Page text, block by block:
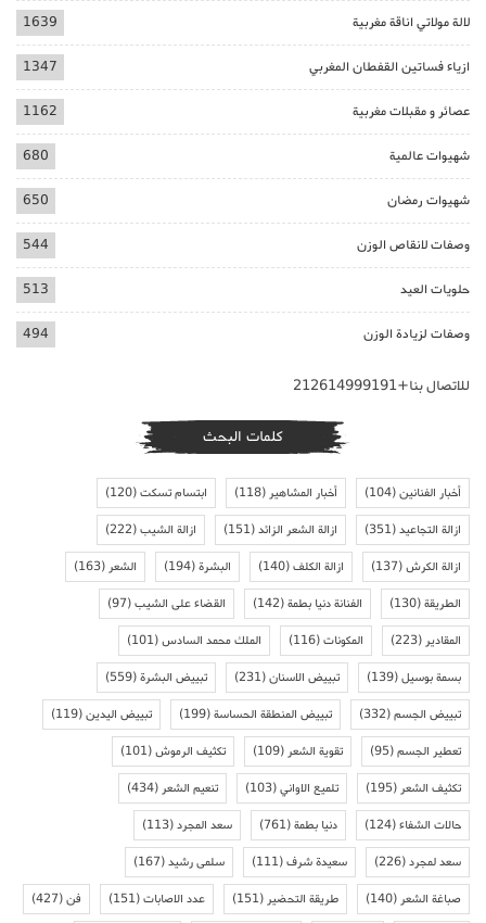
لالة مولاتي اناقة مغربية 1639
ازياء فساتين القفطان المغربي 1347
عصائر و مقبلات مغربية 1162
شهيوات عالمية 680
شهيوات رمضان 650
وصفات لانقاص الوزن 544
حلويات العيد 513
وصفات لزيادة الوزن 494
للاتصال بنا+212614999191
كلمات البحث
أخبار الفنانين(104) أخبار المشاهير(118) ابتسام تسكت(120)
ازالة التجاعيد(351) ازالة الشعر الزائد(151) ازالة الشيب(222)
ازالة الكرش(137) ازالة الكلف(140) البشرة(194) الشعر(163)
الطريقة(130) الفنانة دنيا بطمة(142) القضاء على الشيب(97)
المقادير(223) المكونات(116) الملك محمد السادس(101)
بسمة بوسيل(139) تبييض الاسنان(231) تبييض البشرة(559)
تبييض الجسم(332) تبييض المنطقة الحساسة(199) تبييض اليدين(119)
تعطير الجسم(95) تقوية الشعر(109) تكثيف الرموش(101)
تكثيف الشعر(195) تلميع الاواني(103) تنعيم الشعر(434)
حالات الشفاء(124) دنيا بطمة(761) سعد المجرد(113)
سعد لمجرد(226) سعيدة شرف(111) سلمى رشيد(167)
صباغة الشعر(140) طريقة التحضير(151) عدد الاصابات(151) فن(427)